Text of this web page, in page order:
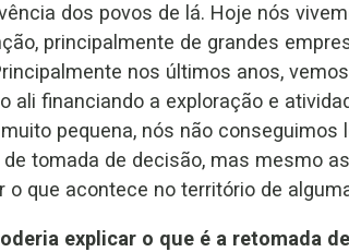
dos povos de lá. Hoje nós
principalmente de grandes
nos últimos anos,
ali financiando a exploração e
pequena, nós não conseguimos
tomada de decisão, mas mesmo
que acontece no território de
explicar o que é a retomada